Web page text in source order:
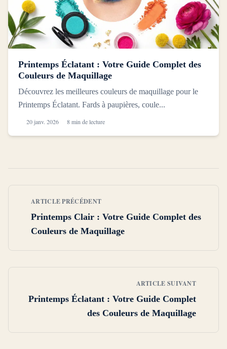
Printemps Éclatant : Votre Guide Complet des
Couleurs de Maquillage
Découvrez les meilleures couleurs de maquillage pour le
Printemps Éclatant. Fards à paupières, coule...
20 janv. 2026 8 min de lecture
ARTICLE PRÉCÉDENT
Printemps Clair : Votre Guide Complet des
Couleurs de Maquillage
ARTICLE SUIVANT
Printemps Éclatant : Votre Guide Complet
des Couleurs de Maquillage